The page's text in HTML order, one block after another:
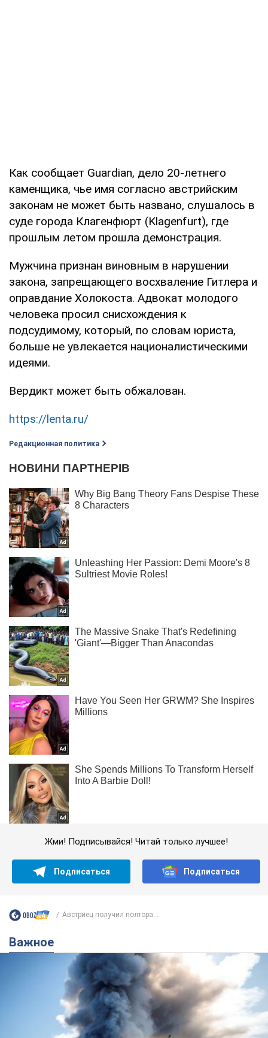
Как сообщает Guardian, дело 20-летнего
каменщика, чье имя согласно австрийским
законам не может быть названо, слушалось в
суде города Клагенфюрт (Klagenfurt), где
прошлым летом прошла демонстрация.
Мужчина признан виновным в нарушении
закона, запрещающего восхваление Гитлера и
оправдание Холокоста. Адвокат молодого
человека просил снисхождения к
подсудимому, который, по словам юриста,
больше не увлекается националистическими
идеями.
Вердикт может быть обжалован.
https://lenta.ru/
Редакционная политика
Жми! Подписывайся! Читай только лучшее!
Подписаться Подписаться
Австриец получил полтора...
Важное